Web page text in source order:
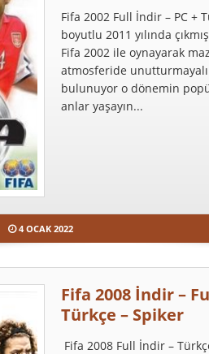
Fifa 2002 Full İndir – PC +
boyutlu 2011 yılında
Fifa 2002 ile oynayarak
atmosferide
bulunuyor o dönemin
anlar yaşayın...
4 OCAK 2022
Fifa 2008 İndir –
Türkçe – Spiker
Fifa 2008 Full İndir –